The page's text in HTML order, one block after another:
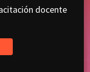
docente